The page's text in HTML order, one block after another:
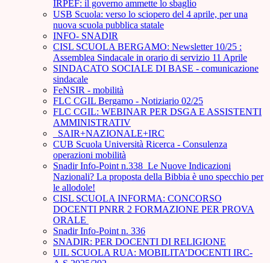
IRPEF: il governo ammette lo sbaglio
USB Scuola: verso lo sciopero del 4 aprile, per una
nuova scuola pubblica statale
INFO- SNADIR
CISL SCUOLA BERGAMO: Newsletter 10/25 :
Assemblea Sindacale in orario di servizio 11 Aprile
SINDACATO SOCIALE DI BASE - comunicazione
sindacale
FeNSIR - mobilità
FLC CGIL Bergamo - Notiziario 02/25
FLC CGIL: WEBINAR PER DSGA E ASSISTENTI
AMMINISTRATIV
_SAIR+NAZIONALE+IRC
CUB Scuola Università Ricerca - Consulenza
operazioni mobilità
Snadir Info-Point n.338 Le Nuove Indicazioni
Nazionali? La proposta della Bibbia è uno specchio per
le allodole!
CISL SCUOLA INFORMA: CONCORSO
DOCENTI PNRR 2 FORMAZIONE PER PROVA
ORALE ­
Snadir Info-Point n. 336
SNADIR: PER DOCENTI DI RELIGIONE
UIL SCUOLA RUA: MOBILITA’DOCENTI IRC-